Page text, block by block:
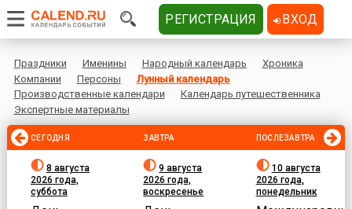
Праздники Именины Народный календарь
Хроника
Компании
Персоны
Лунный календарь
Производственные календари
Календарь путешественника
Экспертные материалы
СЕГОДНЯ
8 августа
2026 года,
суббота
ЗАВТРА
9 августа
2026 года,
воскресенье
ПОСЛЕЗАВТРА
10 августа
2026 года,
понедельник
РЕГИСТРАЦИЯ ВХОД